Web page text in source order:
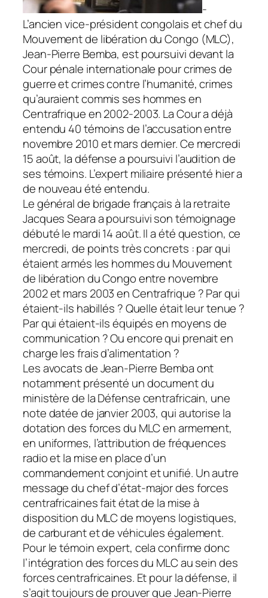
-
L’ancien vice-président congolais et chef du
Mouvement de libération du Congo (MLC),
Jean-Pierre Bemba, est poursuivi devant la
Cour pénale internationale pour crimes de
guerre et crimes contre l’humanité, crimes
qu’auraient commis ses hommes en
Centrafrique en 2002-2003. La Cour a déjà
entendu 40 témoins de l’accusation entre
novembre 2010 et mars dernier. Ce mercredi
15 août, la défense a poursuivi l’audition de
ses témoins. L’expert miliaire présenté hier a
de nouveau été entendu.
Le général de brigade français à la retraite
Jacques Seara a poursuivi son témoignage
débuté le mardi 14 août. Il a été question, ce
mercredi, de points très concrets : par qui
étaient armés les hommes du Mouvement
de libération du Congo entre novembre
2002 et mars 2003 en Centrafrique ? Par qui
étaient-ils habillés ? Quelle était leur tenue ?
Par qui étaient-ils équipés en moyens de
communication ? Ou encore qui prenait en
charge les frais d’alimentation ?
Les avocats de Jean-Pierre Bemba ont
notamment présenté un document du
ministère de la Défense centrafricain, une
note datée de janvier 2003, qui autorise la
dotation des forces du MLC en armement,
en uniformes, l’attribution de fréquences
radio et la mise en place d’un
commandement conjoint et unifié. Un autre
message du chef d’état-major des forces
centrafricaines fait état de la mise à
disposition du MLC de moyens logistiques,
de carburant et de véhicules également.
Pour le témoin expert, cela confirme donc
l’intégration des forces du MLC au sein des
forces centrafricaines. Et pour la défense, il
s’agit toujours de prouver que Jean-Pierre